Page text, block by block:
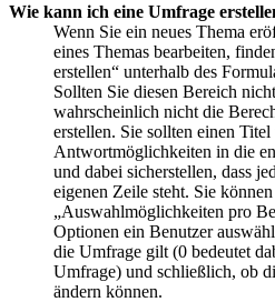
Wie kann ich eine Umfrage
Wenn Sie ein neues Thema
eines Themas bearbeiten,
erstellen“ unterhalb des
Sollten Sie diesen Bereich
wahrscheinlich nicht die
erstellen. Sie sollten einen
Antwortmöglichkeiten in die
und dabei sicherstellen, dass
eigenen Zeile steht. Sie
„Auswahlmöglichkeiten pro
Optionen ein Benutzer
die Umfrage gilt (0 bedeutet
Umfrage) und schließlich, ob
ändern können.